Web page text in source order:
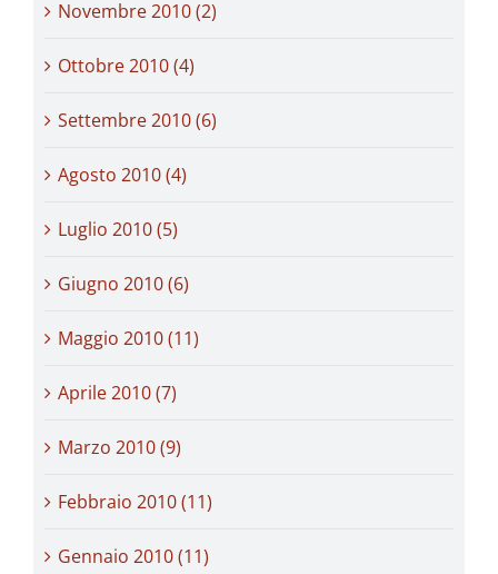
Novembre 2010 (2)
Ottobre 2010 (4)
Settembre 2010 (6)
Agosto 2010 (4)
Luglio 2010 (5)
Giugno 2010 (6)
Maggio 2010 (11)
Aprile 2010 (7)
Marzo 2010 (9)
Febbraio 2010 (11)
Gennaio 2010 (11)